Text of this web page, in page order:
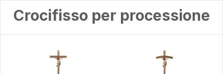
Crocifisso per processione